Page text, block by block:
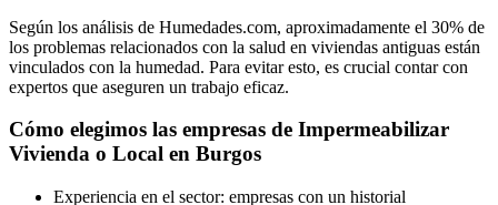
Según los análisis de Humedades.com, aproximadamente el 30% de
los problemas relacionados con la salud en viviendas antiguas están
vinculados con la humedad. Para evitar esto, es crucial contar con
expertos que aseguren un trabajo eficaz.
Cómo elegimos las empresas de Impermeabilizar
Vivienda o Local en Burgos
Experiencia en el sector: empresas con un historial